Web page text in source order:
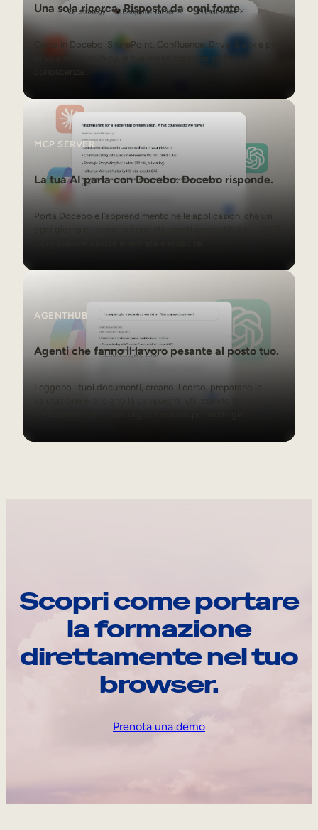
Una sola ricerca. Risposte da ogni fonte.
Cerca in Docebo, SharePoint, Confluence, Drive, Slack e più
di 25 altre fonti in cui la tua organizzazione archivia
MCP Server
MCP SERVER
La tua AI parla con Docebo. Docebo risponde.
Porta Docebo e l’apprendimento nelle applicazioni che usi
AGENTHUB
Agenti che fanno il lavoro pesante al posto tuo.
Leggono i tuoi documenti, creano il corso, preparano la
valutazione e lanciano la campagna, utilizzando la
Scopri come portare
la formazione
direttamente nel tuo
browser.
Prenota una demo